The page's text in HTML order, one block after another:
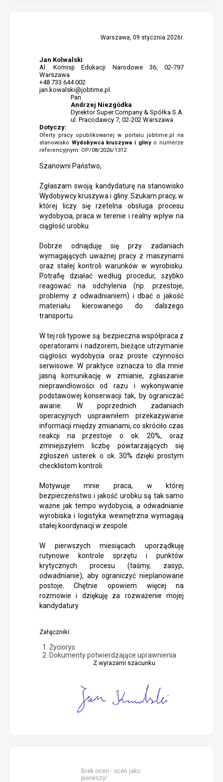
Warszawa, 09 stycznia 2026r.
Jan Kolwalski
Al. Komisji Edukacji Narodowe 36, 02-797
Warszawa
+48 733 644 002
jan.kowalski@jobtime.pl
Pan
Andrzej Niezgódka
Dyrektor Super Company & Spółka S.A.
ul. Pracodawcy 7, 02-202 Warszawa
Dotyczy:
Oferty pracy opublikowanej w portalu jobtime.pl na
stanowisko Wydobywca kruszywa i glinyo numerze
referencyjnym: OP/08/2026/1312
Szanowni Państwo,
Zgłaszam swoją kandydaturę na stanowisko
Wydobywcy kruszywa i gliny. Szukam pracy, w
której liczy się rzetelna obsługa procesu
wydobycia, praca w terenie i realny wpływ na
ciągłość urobku.
Dobrze odnajduję się przy zadaniach
wymagających uważnej pracy z maszynami
oraz stałej kontroli warunków w wyrobisku.
Potrafię działać według procedur, szybko
reagować na odchylenia (np. przestoje,
problemy z odwadnianiem) i dbać o jakość
materiału kierowanego do dalszego
transportu.
W tej roli typowe są: bezpieczna współpraca z
operatorami i nadzorem, bieżące utrzymanie
ciągłości wydobycia oraz proste czynności
serwisowe. W praktyce oznacza to dla mnie
jasną komunikację w zmianie, zgłaszanie
nieprawidłowości od razu i wykonywanie
podstawowej konserwacji tak, by ograniczać
awarie. W poprzednich zadaniach
operacyjnych usprawniłem przekazywanie
informacji między zmianami, co skróciło czas
reakcji na przestoje o ok. 20%, oraz
zmniejszyłem liczbę powtarzających się
zgłoszeń usterek o ok. 30% dzięki prostym
checklistom kontroli.
Motywuje mnie praca, w której
bezpieczeństwo i jakość urobku są tak samo
ważne jak tempo wydobycia, a odwadnianie
wyrobiska i logistyka wewnętrzna wymagają
stałej koordynacji w zespole.
W pierwszych miesiącach uporządkuję
rutynowe kontrole sprzętu i punktów
krytycznych procesu (taśmy, zasyp,
odwadnianie), aby ograniczyć nieplanowane
postoje. Chętnie opowiem więcej na
rozmowie i dziękuję za rozważenie mojej
kandydatury.
Załączniki:
Życiorys
Dokumenty potwierdzające uprawnienia
Z wyrazami szacunku
Brak ocen - oceń jako
pierwszy!